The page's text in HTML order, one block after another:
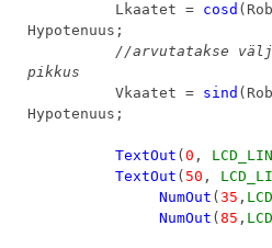
Lkaatet = cosd
Hypotenuus;
//arvutatakse
pikkus
Vkaatet = sind
Hypotenuus;
TextOut ( 0 ,
TextOut ( 50 ,
NumOut ( 35 ,
NumOut ( 85 ,